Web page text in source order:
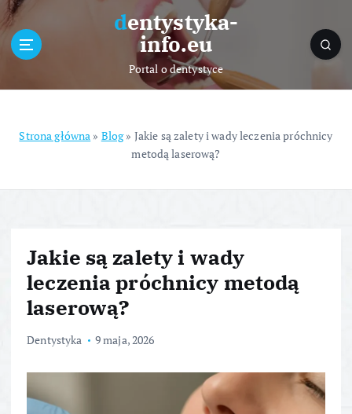
e
dentystyka-
info.eu
Portal o dentystyce
Strona główna » Blog» Jakie są zalety i wady leczenia próchnicy
metodą laserową?
Jakie są zalety i wady
leczenia próchnicy metodą
laserową?
Dentystyka 9 maja, 2026